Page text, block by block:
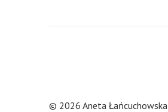
© 2026 Aneta Łańcuchowska